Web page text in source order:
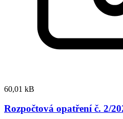
60,01 kB
Rozpočtová opatření č. 2/